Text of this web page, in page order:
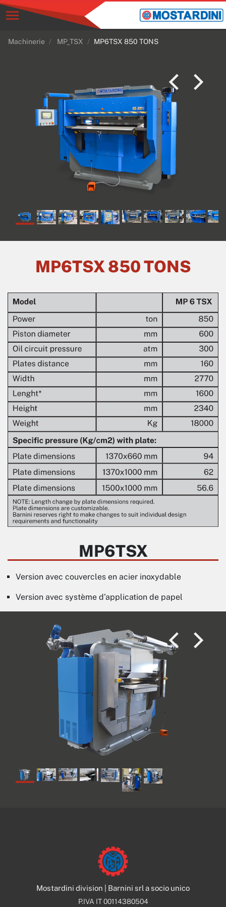
Machinerie MP_TSX MP6TSX 850 TONS
MP6TSX 850 TONS
MP6TSX
Version avec couvercles en acier inoxydable
Version avec système d’application de papel
Mostardini division | Barnini srl a socio unico
P.IVA IT 00114380504